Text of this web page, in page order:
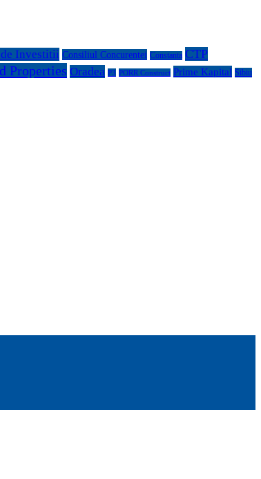
Investitii Consiliul Concurentei Constanta CTP
Properties Oradea P3 PORR Construct Prime Kapital Sibiu